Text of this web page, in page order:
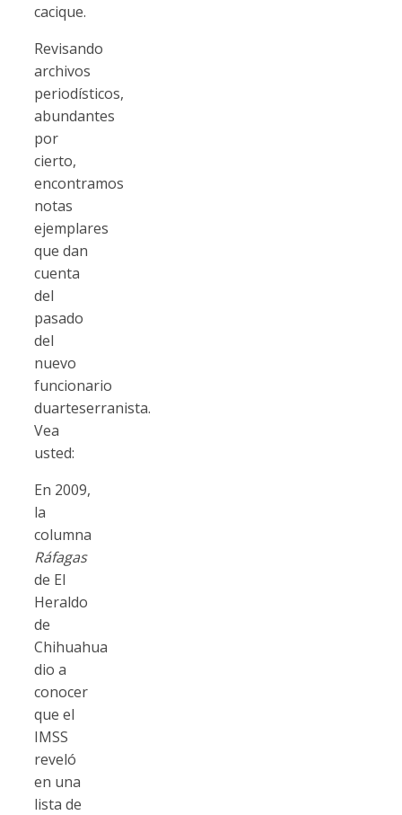
cacique.
Revisando
archivos
periodísticos,
abundantes
por
cierto,
encontramos
notas
ejemplares
que dan
cuenta
del
pasado
del
nuevo
funcionario
duarteserranista.
Vea
usted:
En 2009,
la
columna
Ráfagas
de El
Heraldo
de
Chihuahua
dio a
conocer
que el
IMSS
reveló
en una
lista de